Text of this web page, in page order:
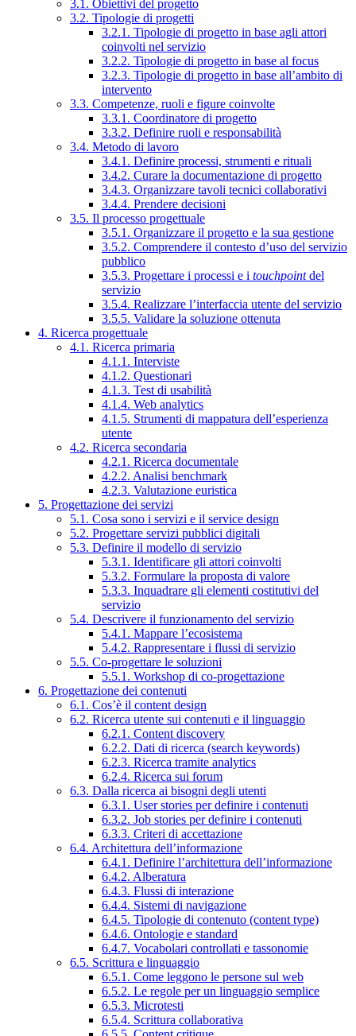
3.1. Obiettivi del progetto
3.2. Tipologie di progetti
3.2.1. Tipologie di progetto in base agli attori
coinvolti nel servizio
3.2.2. Tipologie di progetto in base al focus
3.2.3. Tipologie di progetto in base all’ambito di
intervento
3.3. Competenze, ruoli e figure coinvolte
3.3.1. Coordinatore di progetto
3.3.2. Definire ruoli e responsabilità
3.4. Metodo di lavoro
3.4.1. Definire processi, strumenti e rituali
3.4.2. Curare la documentazione di progetto
3.4.3. Organizzare tavoli tecnici collaborativi
3.4.4. Prendere decisioni
3.5. Il processo progettuale
3.5.1. Organizzare il progetto e la sua gestione
3.5.2. Comprendere il contesto d’uso del servizio
pubblico
3.5.3. Progettare i processi e i touchpointdel
servizio
3.5.4. Realizzare l’interfaccia utente del servizio
3.5.5. Validare la soluzione ottenuta
4. Ricerca progettuale
4.1. Ricerca primaria
4.1.1. Interviste
4.1.2. Questionari
4.1.3. Test di usabilità
4.1.4. Web analytics
4.1.5. Strumenti di mappatura dell’esperienza
utente
4.2. Ricerca secondaria
4.2.1. Ricerca documentale
4.2.2. Analisi benchmark
4.2.3. Valutazione euristica
5. Progettazione dei servizi
5.1. Cosa sono i servizi e il service design
5.2. Progettare servizi pubblici digitali
5.3. Definire il modello di servizio
5.3.1. Identificare gli attori coinvolti
5.3.2. Formulare la proposta di valore
5.3.3. Inquadrare gli elementi costitutivi del
servizio
5.4. Descrivere il funzionamento del servizio
5.4.1. Mappare l’ecosistema
5.4.2. Rappresentare i flussi di servizio
5.5. Co-progettare le soluzioni
5.5.1. Workshop di co-progettazione
6. Progettazione dei contenuti
6.1. Cos’è il content design
6.2. Ricerca utente sui contenuti e il linguaggio
6.2.1. Content discovery
6.2.2. Dati di ricerca (search keywords)
6.2.3. Ricerca tramite analytics
6.2.4. Ricerca sui forum
6.3. Dalla ricerca ai bisogni degli utenti
6.3.1. User stories per definire i contenuti
6.3.2. Job stories per definire i contenuti
6.3.3. Criteri di accettazione
6.4. Architettura dell’informazione
6.4.1. Definire l’architettura dell’informazione
6.4.2. Alberatura
6.4.3. Flussi di interazione
6.4.4. Sistemi di navigazione
6.4.5. Tipologie di contenuto (content type)
6.4.6. Ontologie e standard
6.4.7. Vocabolari controllati e tassonomie
6.5. Scrittura e linguaggio
6.5.1. Come leggono le persone sul web
6.5.2. Le regole per un linguaggio semplice
6.5.3. Microtesti
6.5.4. Scrittura collaborativa